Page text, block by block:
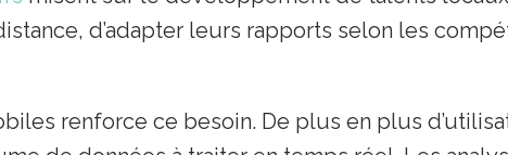
d’adapter leurs rapports selon les
renforce ce besoin. De plus en plus